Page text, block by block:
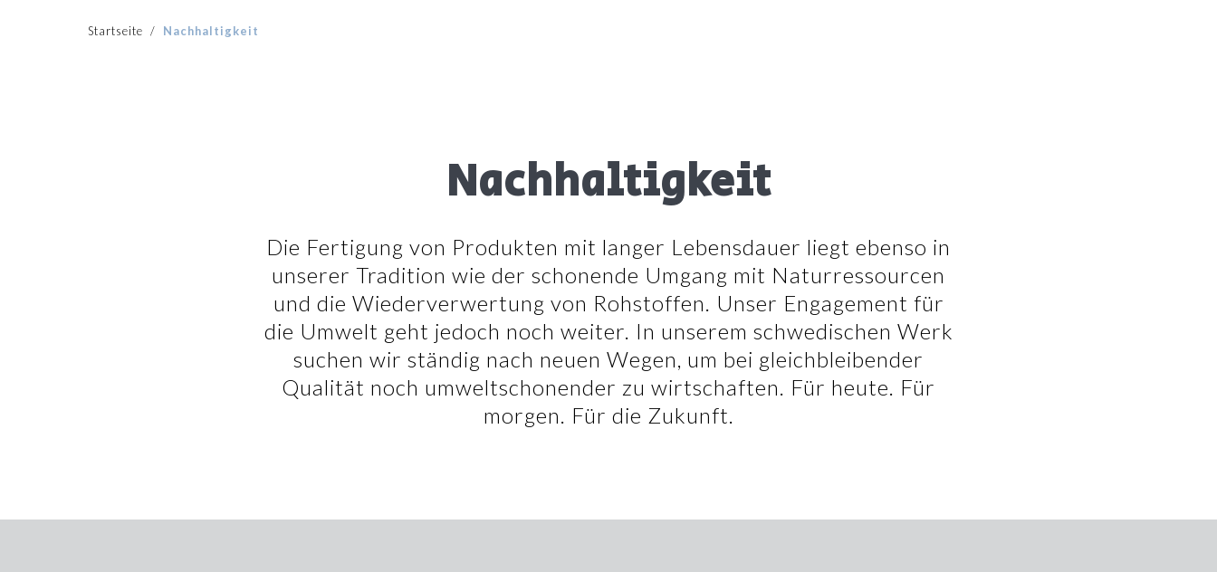
Startseite / Nachhaltigkeit
Nachhaltigkeit
Die Fertigung von Produkten mit langer Lebensdauer liegt ebenso in
unserer Tradition wie der schonende Umgang mit Naturressourcen
und die Wiederverwertung von Rohstoffen. Unser Engagement für
die Umwelt geht jedoch noch weiter. In unserem schwedischen Werk
suchen wir ständig nach neuen Wegen, um bei gleichbleibender
Qualität noch umweltschonender zu wirtschaften. Für heute. Für
morgen. Für die Zukunft.